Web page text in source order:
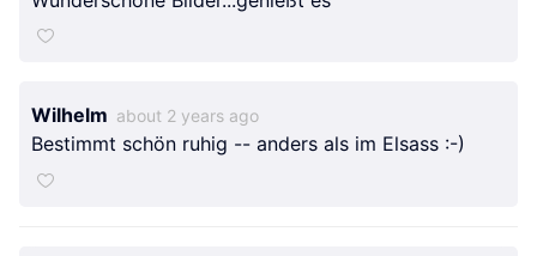
Wilhelm about 2 years ago
Bestimmt schön ruhig -- anders als im Elsass :-)